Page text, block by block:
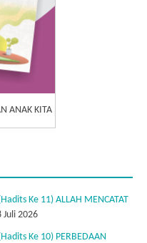
ANAK KITA
Ke 11) ALLAH MENCATAT
Juli 2026
Ke 10) PERBEDAAN